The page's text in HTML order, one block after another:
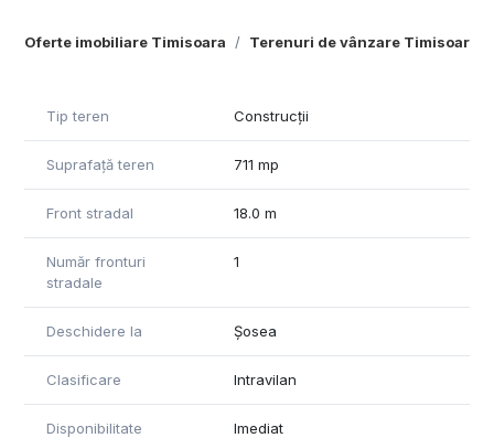
Oferte imobiliare Timisoara Terenuri de vânzare Timisoara
Tip teren Construcții
Suprafață teren 711 mp
Front stradal 18.0 m
Număr fronturi
stradale
1
Deschidere la Șosea
Clasificare Intravilan
Disponibilitate Imediat